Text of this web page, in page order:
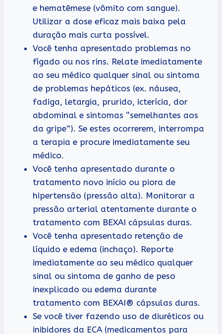
e hematêmese (vômito com sangue).
Utilizar a dose eficaz mais baixa pela
duração mais curta possível.
Você tenha apresentado problemas no
fígado ou nos rins. Relate imediatamente
ao seu médico qualquer sinal ou sintoma
de problemas hepáticos (ex. náusea,
fadiga, letargia, prurido, icterícia, dor
abdominal e sintomas “semelhantes aos
da gripe”). Se estes ocorrerem, interrompa
a terapia e procure imediatamente seu
médico.
Você tenha apresentado durante o
tratamento novo início ou piora de
hipertensão (pressão alta). Monitorar a
pressão arterial atentamente durante o
tratamento com BEXAI cápsulas duras.
Você tenha apresentado retenção de
líquido e edema (inchaço). Reporte
imediatamente ao seu médico qualquer
sinal ou sintoma de ganho de peso
inexplicado ou edema durante
tratamento com BEXAI® cápsulas duras.
Se você tiver fazendo uso de diuréticos ou
inibidores da ECA (medicamentos para